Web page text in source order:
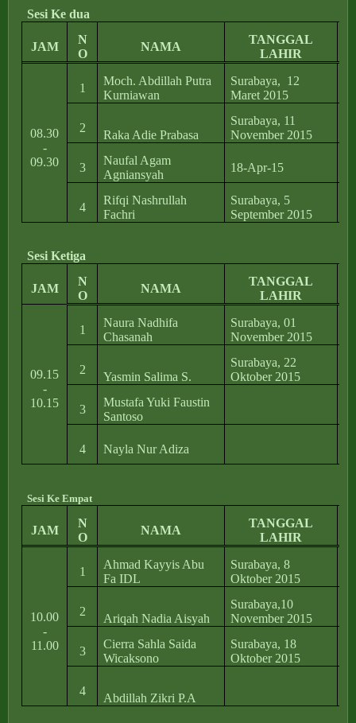
Sesi Ke dua
JAM
N
O
NAMA
TANGGAL
LAHIR
08.30
-
09.30
1
Moch. Abdillah Putra
Kurniawan
Surabaya, 12
Maret 2015
2
Raka Adie Prabasa
Surabaya, 11
November 2015
3
Naufal Agam
Agniansyah
18-Apr-15
4
Rifqi Nashrullah
Fachri
Surabaya, 5
September 2015
Sesi Ketiga
JAM
N
O
NAMA
TANGGAL
LAHIR
09.15
-
10.15
1
Naura Nadhifa
Chasanah
Surabaya, 01
November 2015
2
Yasmin Salima S.
Surabaya, 22
Oktober 2015
3
Mustafa Yuki Faustin
Santoso
4 Nayla Nur Adiza
Sesi Ke Empat
JAM
N
O
NAMA
TANGGAL
LAHIR
10.00
-
11.00
1
Ahmad Kayyis Abu
Fa IDL
Surabaya, 8
Oktober 2015
2
Ariqah Nadia Aisyah
Surabaya,10
November 2015
3
Cierra Sahla Saida
Wicaksono
Surabaya, 18
Oktober 2015
4
Abdillah Zikri P.A